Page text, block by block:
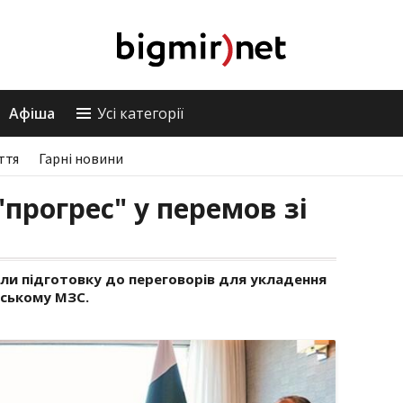
Афіша Усі категорії
Гарні новини
у перемов зі
підготовку до переговорів для укладення
МЗС.